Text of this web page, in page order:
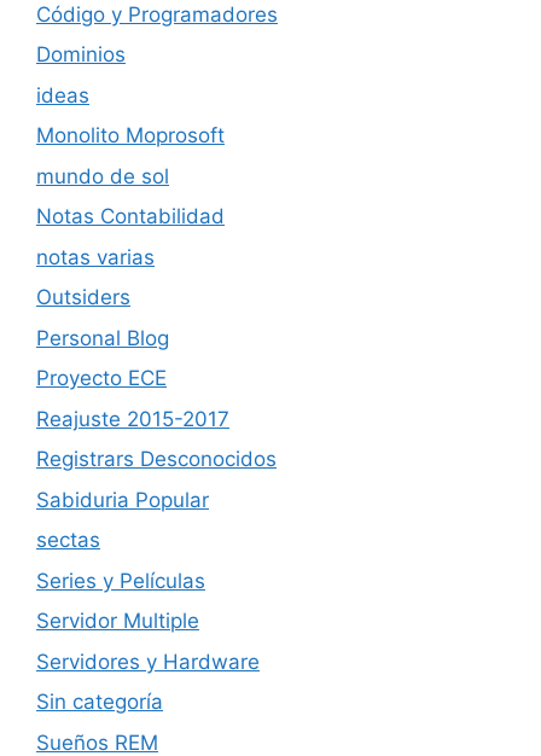
Código y Programadores
Dominios
ideas
Monolito Moprosoft
mundo de sol
Notas Contabilidad
notas varias
Outsiders
Personal Blog
Proyecto ECE
Reajuste 2015-2017
Registrars Desconocidos
Sabiduria Popular
sectas
Series y Películas
Servidor Multiple
Servidores y Hardware
Sin categoría
Sueños REM